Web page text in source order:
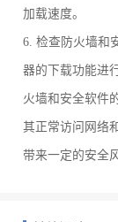
加载速度。
6. 检查防火墙和
器的下载功能进
火墙和安全软件
其正常访问网络
带来一定的安全